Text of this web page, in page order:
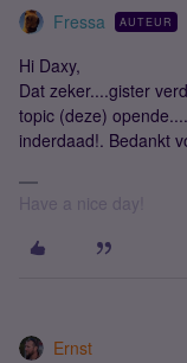
Fressa AUTEUR
Hi Daxy,
Dat zeker....gister
topic (deze)
inderdaad!. Bedankt
Have a nice day!
Ernst